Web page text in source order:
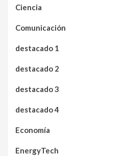
Ciencia
Comunicación
destacado 1
destacado 2
destacado 3
destacado 4
Economía
EnergyTech